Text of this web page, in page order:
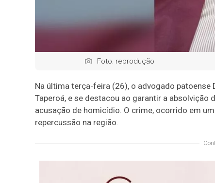
Foto: reprodução
Na última terça-feira (26), o advogado patoense
Taperoá, e se destacou ao garantir a absolvição
acusação de homicídio. O crime, ocorrido em
repercussão na região.